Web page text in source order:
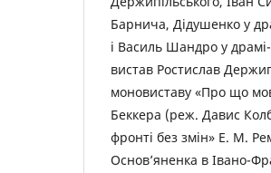
Барнича, Дідушенко у
і Василь Шандро у драмі-
вистав Ростислав
моновиставу «Про що
Беккера (реж. Давис
фронті без змін» Е. М.
Основ’яненка в Івано-